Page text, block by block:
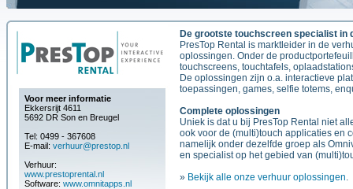
De grootste touchscreen specialist in
PresTop Rental is marktleider in de
oplossingen. Onder de
touchscreens, touchtafels,
De oplossingen zijn o.a. interactieve
toepassingen, games, selfie totems,
Complete oplossingen
Uniek is dat u bij PresTop Rental niet
ook voor de (multi)touch applicaties en
namelijk onder dezelfde groep als
en specialist op het gebied van
» Bekijk alle onze verhuur oplossingen.
Voor meer informatie
Ekkersrijt 4611
5692 DR Son en Breugel
Tel: 0499 - 367608
E-mail: verhuur@prestop.nl
Verhuur:
www.prestoprental.nl
Software: www.omnitapps.nl